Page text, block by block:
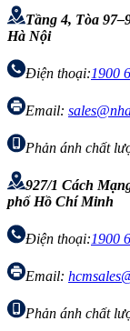
Tầng 4, Tòa
Hà Nội
Điện thoại:1900
Email:
Phản ánh chất
927/1 Cách
phố Hồ Chí Minh
Điện thoại:1900
Email:
Phản ánh chất